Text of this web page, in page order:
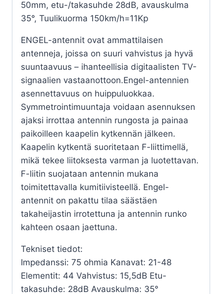
50mm, etu-/takasuhde 28dB, avauskulma
35°, Tuulikuorma 150km/h=11Kp
ENGEL-antennit ovat ammattilaisen
antenneja, joissa on suuri vahvistus ja hyvä
suuntaavuus – ihanteellisia digitaalisten TV-
signaalien vastaanottoon.Engel-antennien
asennettavuus on huippuluokkaa.
Symmetrointimuuntaja voidaan asennuksen
ajaksi irrottaa antennin rungosta ja painaa
paikoilleen kaapelin kytkennän jälkeen.
Kaapelin kytkentä suoritetaan F-liittimellä,
mikä tekee liitoksesta varman ja luotettavan.
F-liitin suojataan antennin mukana
toimitettavalla kumitiivisteellä. Engel-
antennit on pakattu tilaa säästäen
takaheijastin irrotettuna ja antennin runko
kahteen osaan jaettuna.
Tekniset tiedot:
Impedanssi: 75 ohmia Kanavat: 21-48
Elementit: 44 Vahvistus: 15,5dB Etu-
takasuhde: 28dB Avauskulma: 35°